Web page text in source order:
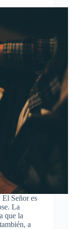
Señor es
La
que la
a